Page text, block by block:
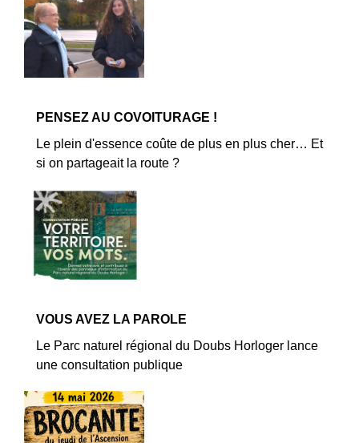
PENSEZ AU COVOITURAGE !
Le plein d'essence coûte de plus en plus cher… Et
si on partageait la route ?
VOUS AVEZ LA PAROLE
Le Parc naturel régional du Doubs Horloger lance
une consultation publique